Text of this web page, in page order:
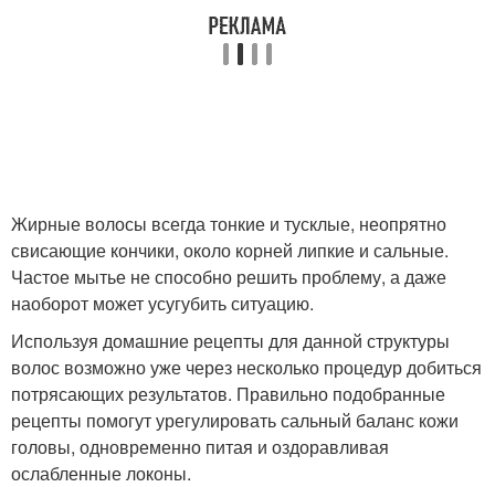
Маски от жирности Маска из горчицы
Жирные волосы всегда тонкие и тусклые, неопрятно
свисающие кончики, около корней липкие и сальные.
Частое мытье не способно решить проблему, а даже
наоборот может усугубить ситуацию.
Используя домашние рецепты для данной структуры
волос возможно уже через несколько процедур добиться
потрясающих результатов. Правильно подобранные
рецепты помогут урегулировать сальный баланс кожи
головы, одновременно питая и оздоравливая
ослабленные локоны.